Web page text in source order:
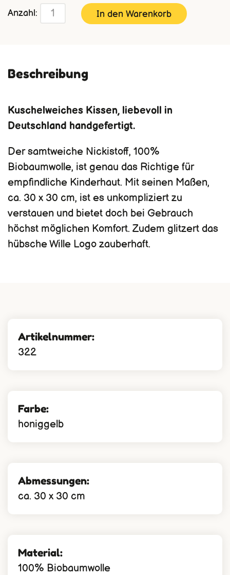
Anzahl:
Beschreibung
Kuschelweiches Kissen, liebevoll in
Deutschland handgefertigt.
Der samtweiche Nickistoff, 100%
Biobaumwolle, ist genau das Richtige für
empfindliche Kinderhaut. Mit seinen Maßen,
ca. 30 x 30 cm, ist es unkompliziert zu
verstauen und bietet doch bei Gebrauch
höchst möglichen Komfort. Zudem glitzert das
hübsche Wille Logo zauberhaft.
Artikelnummer:
322
Farbe:
honiggelb
Abmessungen:
ca. 30 x 30 cm
Material:
100% Biobaumwolle